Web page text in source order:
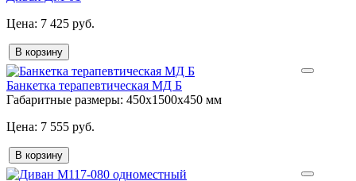
7 425 руб.
В корзину
Банкетка терапевтическая МД Б
Габаритные размеры: 450x1500x450 мм
7 555 руб.
В корзину